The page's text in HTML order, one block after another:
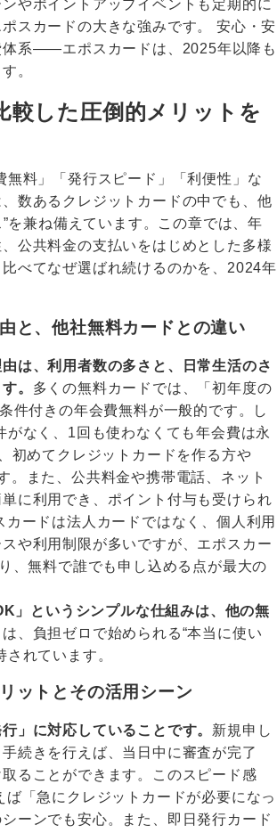
やポイントアップイベントも定期的に
スカードの大きな強みです。 安心・安
体系――エポスカードは、2025年以降も
。
較した圧倒的メリットを
料」「発行スピード」「利便性」な
数あるクレジットカードの中でも、他
を兼ね備えています。この章では、年
公共料金の支払いをはじめとした多様
べてなぜ選ばれ続けるのかを、2024年
と、他社無料カードとの違い
は、利用者数の多さと、日常生活のさ
。 多くの無料カードでは、「初年度の
件付きの年会費無料が一般的です。し
なく、1回も使わなくても年会費は永
初めてクレジットカードを作る方や
。また、公共料金や携帯電話、ネット
に利用でき、ポイント付与も受けられ
ードは法人カードではなく、個人利用
や利用制限が多いですが、エポスカー
、無料で誰でも申し込める点が最大の
」というシンプルな仕組みは、他の無
、負担ゼロで始められる“本当に使い
れています。
ットとその活用シーン
」に対応していることです。 新規申し
続きを行えば、当日中に審査が完了
ることができます。このスピード感
「急にクレジットカードが必要になっ
ーンでも安心。また、即日発行カード